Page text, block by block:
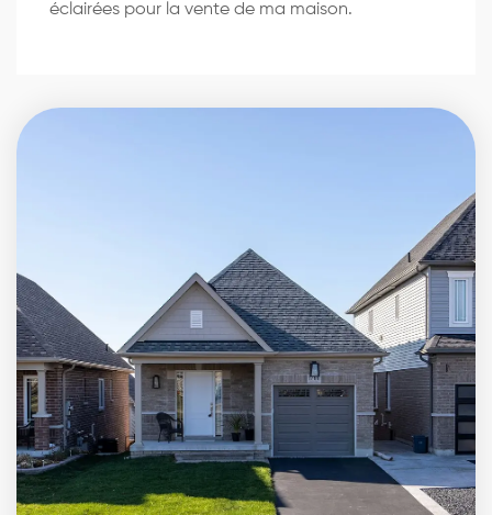
éclairées pour la vente de ma maison.